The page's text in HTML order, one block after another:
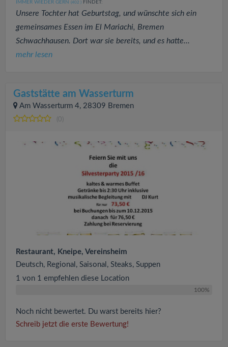
IMMER WIEDER GERN (402 ) FINDET:
Unsere Tochter hat Geburtstag, und wünschte sich ein
gemeinsames Essen im El Mariachi, Bremen
Schwachhausen. Dort war sie bereits, und es hatte...
mehr lesen
Gaststätte am Wasserturm
Am Wasserturm 4, 28309 Bremen
(0)
Restaurant, Kneipe, Vereinsheim
Deutsch, Regional, Saisonal, Steaks, Suppen
1 von 1 empfehlen diese Location
100%
Noch nicht bewertet. Du warst bereits hier?
Schreib jetzt die erste Bewertung!